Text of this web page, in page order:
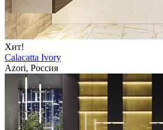
Хит!
Calacatta Ivory
Azori, Россия